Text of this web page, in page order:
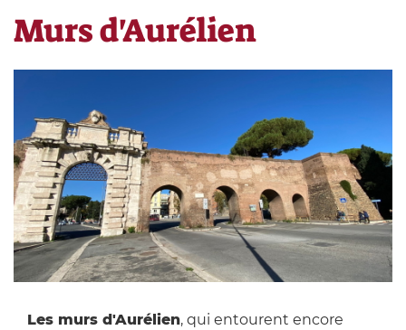
Murs d'Aurélien
Les murs d'Aurélien, qui entourent encore